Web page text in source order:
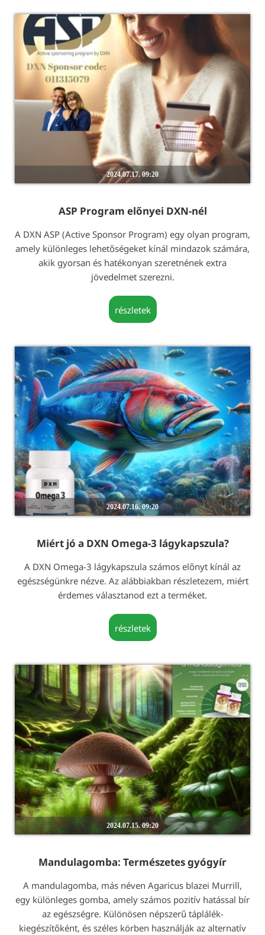
2024.07.17. 09:20
ASP Program előnyei DXN-nél
A DXN ASP (Active Sponsor Program) egy olyan program,
amely különleges lehetőségeket kínál mindazok számára,
akik gyorsan és hatékonyan szeretnének extra
jövedelmet szerezni.
részletek
2024.07.16. 09:20
Miért jó a DXN Omega-3 lágykapszula?
A DXN Omega-3 lágykapszula számos előnyt kínál az
egészségünkre nézve. Az alábbiakban részletezem, miért
érdemes választanod ezt a terméket.
részletek
2024.07.15. 09:20
Mandulagomba: Természetes gyógyír
A mandulagomba, más néven Agaricus blazei Murrill,
egy különleges gomba, amely számos pozitív hatással bír
az egészségre. Különösen népszerű táplálék-
kiegészítőként, és széles körben használják az alternatív